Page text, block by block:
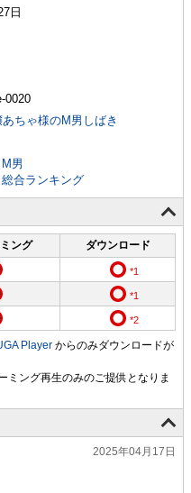
日
0020
ちゃ様のM男しばき
M男
総合ランキング
ング
ダウンロード
Player からのみダウンロードが
2025年04月17日